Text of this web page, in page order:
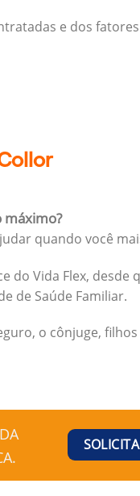
e dos
máximo?
quando você
do Vida Flex, desde
de Saúde Familiar.
o cônjuge,